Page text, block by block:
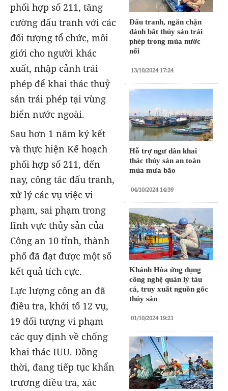
Đấu tranh, ngăn chặn
đánh bắt thủy sản trái
phép trong mùa nước
nổi
13/10/2024 17:24
Hỗ trợ ngư dân khai
thác thủy sản an toàn
mùa mưa bão
04/10/2024 14:39
Khánh Hòa ứng dụng
công nghệ quản lý tàu
cá, truy xuất nguồn gốc
thủy sản
01/10/2024 19:21
phối hợp số 211, tăng
cường đấu tranh với các
đối tượng tổ chức, môi
giới cho người khác
xuất, nhập cảnh trái
phép để khai thác thuỷ
sản trái phép tại vùng
biển nước ngoài.
Sau hơn 1 năm ký kết
và thực hiện Kế hoạch
phối hợp số 211, đến
nay, công tác đấu tranh,
xử lý các vụ việc vi
phạm, sai phạm trong
lĩnh vực thủy sản của
Công an 10 tỉnh, thành
phố đã đạt được một số
kết quả tích cực.
Lực lượng công an đã
điều tra, khởi tố 12 vụ,
19 đối tượng vi phạm
các quy định về chống
khai thác IUU. Đồng
thời, đang tiếp tục khẩn
trương điều tra, xác